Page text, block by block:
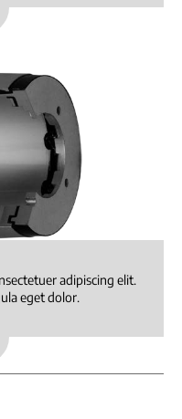
adipiscing elit.
eget dolor.